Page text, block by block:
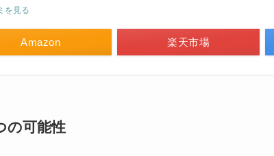
を見る
Amazon 楽天市場
の可能性